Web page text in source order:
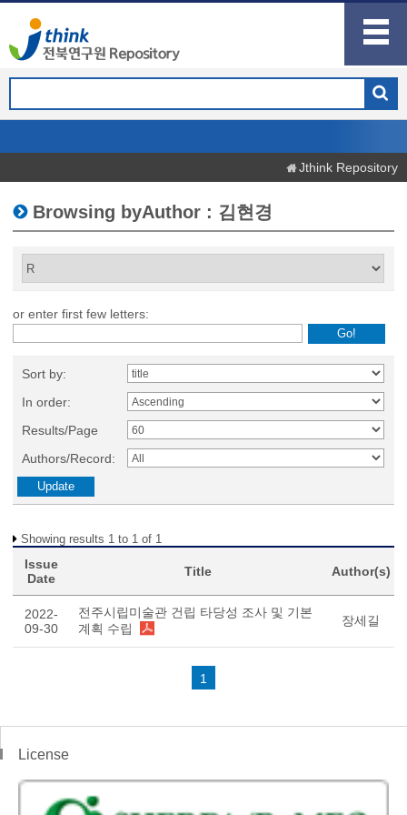
Jthink Repository
Browsing byAuthor : 김현경
or enter first few letters:
Sort by:
In order:
Results/Page
Authors/Record:
Showing results 1 to 1 of 1
Issue
Date
Title Author(s)
2022-
09-30
전주시립미술관 건립 타당성 조사 및 기본
계획 수립
장세길
1
License